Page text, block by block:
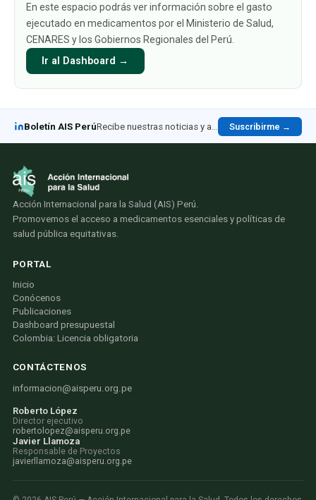
En este espacio podrás ver información sobre el gasto
ejecutado en medicamentos por el Ministerio de Salud,
CENARES y los Gobiernos Regionales del Perú.
Ir al Dashboard →
Boletín AIS PerúRecibe nuestras noticias y análisis en LinkedIn Suscribirme →
Acción Internacional para la Salud (AIS) Perú.
Promovemos el acceso a medicamentos esenciales y políticas de
salud pública equitativas.
PORTAL
Inicio
Conócenos
Publicaciones
Dashboard presupuestal
Colombia: Licencia obligatoria
CONTÁCTENOS
informacion@aisperu.org.pe
Roberto López
Director ejecutivo
robertolopez@aisperu.org.pe
Javier Llamoza
Responsable de Proyectos
javierllamoza@aisperu.org.pe